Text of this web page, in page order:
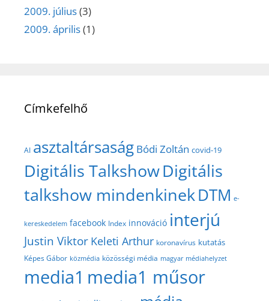
2009. július(3)
2009. április(1)
Címkefelhő
AI asztaltársaság Bódi Zoltán covid-19
Digitális TalkshowDigitális
talkshow mindenkinekDTM e-
kereskedelem facebook Index innováció interjú
Justin Viktor Keleti Arthur koronavírus kutatás
Képes Gábor közmédia közösségi média magyar médiahelyzet
media1 media1 műsor